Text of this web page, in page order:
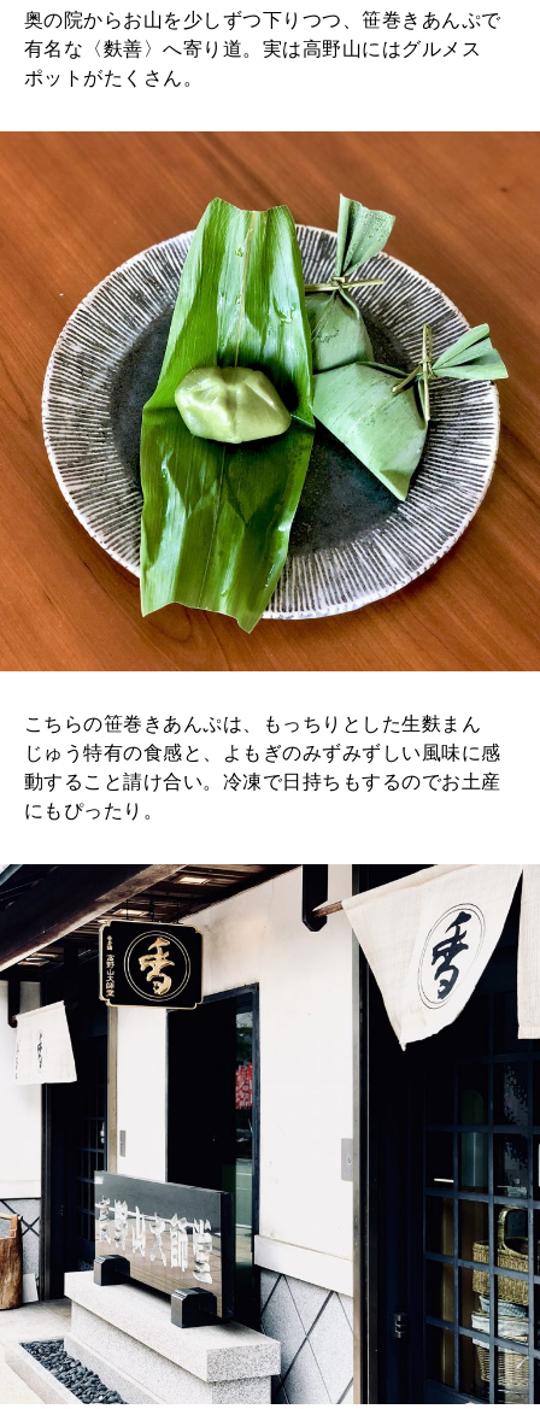
奥の院からお山を少しずつ下りつつ、笹巻きあんぷで
有名な〈麩善〉へ寄り道。実は高野山にはグルメス
ポットがたくさん。
こちらの笹巻きあんぷは、もっちりとした生麩まん
じゅう特有の食感と、よもぎのみずみずしい風味に感
動すること請け合い。冷凍で日持ちもするのでお土産
にもぴったり。